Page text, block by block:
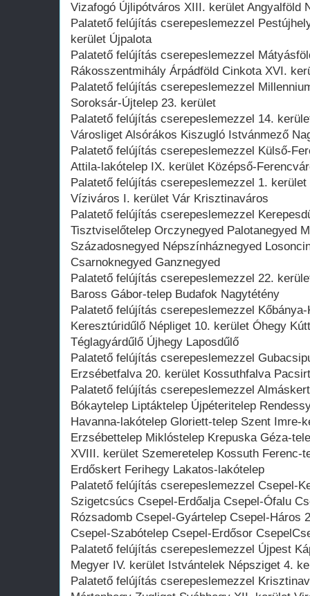
Vizafogó Újlipótváros XIII. kerület Angyalföld
Palatető felújítás cserepeslemezzel
kerület Újpalota
Palatető felújítás cserepeslemezzel
Rákosszentmihály Árpádföld Cinkota XVI.
Palatető felújítás cserepeslemezzel
Soroksár-Újtelep 23. kerület
Palatető felújítás cserepeslemezzel 14.
Városliget Alsórákos Kiszugló Istvánmező
Palatető felújítás cserepeslemezzel Külső-
Attila-lakótelep IX. kerület Középső-
Palatető felújítás cserepeslemezzel 1. kerület
Víziváros I. kerület Vár Krisztinaváros
Palatető felújítás cserepeslemezzel
Tisztviselőtelep Orczynegyed Palotanegyed
Századosnegyed Népszínháznegyed
Csarnoknegyed Ganznegyed
Palatető felújítás cserepeslemezzel 22.
Baross Gábor-telep Budafok Nagytétény
Palatető felújítás cserepeslemezzel
Keresztúridűlő Népliget 10. kerület Óhegy
Téglagyárdűlő Újhegy Laposdűlő
Palatető felújítás cserepeslemezzel
Erzsébetfalva 20. kerület Kossuthfalva
Palatető felújítás cserepeslemezzel
Bókaytelep Liptáktelep Újpéteritelep
Havanna-lakótelep Gloriett-telep Szent Imre-
Erzsébettelep Miklóstelep Krepuska Géza-
XVIII. kerület Szemeretelep Kossuth Ferenc-
Erdőskert Ferihegy Lakatos-lakótelep
Palatető felújítás cserepeslemezzel Csepel-
Szigetcsúcs Csepel-Erdőalja Csepel-Ófalu
Rózsadomb Csepel-Gyártelep Csepel-Háros
Csepel-Szabótelep Csepel-Erdősor
Palatető felújítás cserepeslemezzel Újpest
Megyer IV. kerület Istvántelek Népsziget 4.
Palatető felújítás cserepeslemezzel